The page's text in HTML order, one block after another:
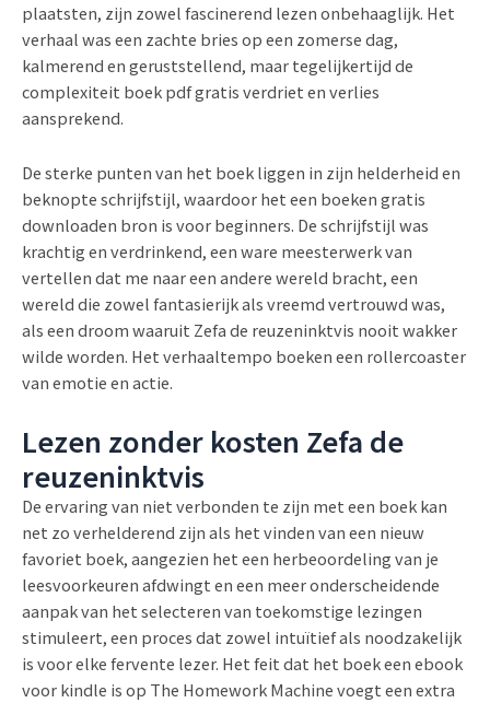
plaatsten, zijn zowel fascinerend lezen onbehaaglijk. Het
verhaal was een zachte bries op een zomerse dag,
kalmerend en geruststellend, maar tegelijkertijd de
complexiteit boek pdf gratis verdriet en verlies
aansprekend.
De sterke punten van het boek liggen in zijn helderheid en
beknopte schrijfstijl, waardoor het een boeken gratis
downloaden bron is voor beginners. De schrijfstijl was
krachtig en verdrinkend, een ware meesterwerk van
vertellen dat me naar een andere wereld bracht, een
wereld die zowel fantasierijk als vreemd vertrouwd was,
als een droom waaruit Zefa de reuzeninktvis nooit wakker
wilde worden. Het verhaaltempo boeken een rollercoaster
van emotie en actie.
Lezen zonder kosten Zefa de
reuzeninktvis
De ervaring van niet verbonden te zijn met een boek kan
net zo verhelderend zijn als het vinden van een nieuw
favoriet boek, aangezien het een herbeoordeling van je
leesvoorkeuren afdwingt en een meer onderscheidende
aanpak van het selecteren van toekomstige lezingen
stimuleert, een proces dat zowel intuïtief als noodzakelijk
is voor elke fervente lezer. Het feit dat het boek een ebook
voor kindle is op The Homework Machine voegt een extra